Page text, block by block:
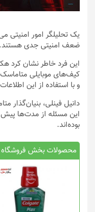
یک تحلیلگر امور
ضعف امنیتی جدی هستند.
این فرد خاطر نشان کرد
کیف‌های موبایلی متاماسک
و با استفاده از این
دانیل فینلی، بنیان‌گذار
این مسئله از مدت‌ها پیش
بوده‌اند.
محصولات بخش فروشگاه